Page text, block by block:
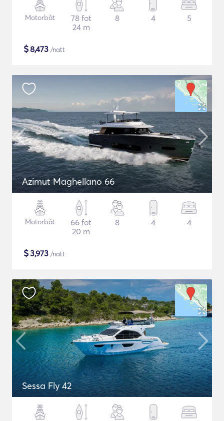
Motorbåt
78 fot
24 m
8 4 5
$8,473 /natt
Azimut Maghellano 66
Motorbåt
66 fot
20 m
8 4 4
$3,973 /natt
Sessa Fly 42